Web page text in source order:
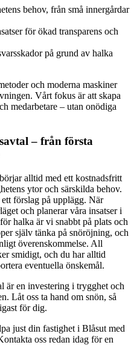
behov, från små innergårdar
för ökad transparens och
på grund av halka
och moderna maskiner
Vårt fokus är att skapa
medarbetare – utan onödiga
– från första
alltid med ett kostnadsfritt
ytor och särskilda behov.
förslag på upplägg. När
och planerar våra insatser i
halka är vi snabbt på plats och
själv tänka på snöröjning, och
överenskommelse. All
smidigt, och du har alltid
eventuella önskemål.
är en investering i trygghet och
Låt oss ta hand om snön, så
för dig.
just din fastighet i Blåsut med
oss redan idag för en